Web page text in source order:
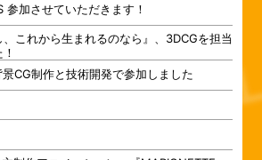
加させていただきます！
これから生まれるのなら』、3DCGを担当
CG制作と技術開発で参加しました